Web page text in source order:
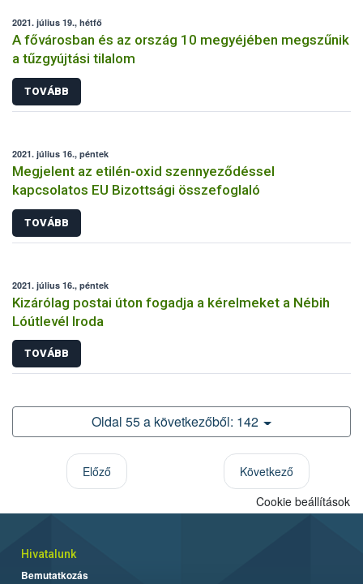
2021. július 19., hétfő
A fővárosban és az ország 10 megyéjében megszűnik
a tűzgyújtási tilalom
TOVÁBB
2021. július 16., péntek
Megjelent az etilén-oxid szennyeződéssel
kapcsolatos EU Bizottsági összefoglaló
TOVÁBB
2021. július 16., péntek
Kizárólag postai úton fogadja a kérelmeket a Nébih
Lóútlevél Iroda
TOVÁBB
Oldal 55 a következőből: 142
Előző
Következő
Cookie beállítások
Hivatalunk
Bemutatkozás